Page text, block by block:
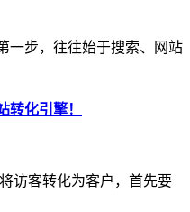
一步，往往始于搜索、网站
转化引擎！
访客转化为客户，首先要